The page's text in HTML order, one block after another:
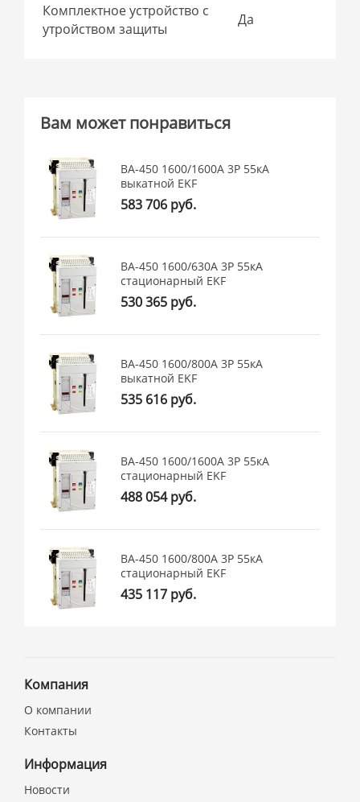
Комплектное устройство с
утройством защиты
Да
Вам может понравиться
ВА-450 1600/1600А 3P 55кА
выкатной EKF
583 706 руб.
ВА-450 1600/630А 3P 55кА
стационарный EKF
530 365 руб.
ВА-450 1600/800А 3P 55кА
выкатной EKF
535 616 руб.
ВА-450 1600/1600А 3P 55кА
стационарный EKF
488 054 руб.
ВА-450 1600/800А 3P 55кА
стационарный EKF
435 117 руб.
Компания
О компании
Контакты
Информация
Новости